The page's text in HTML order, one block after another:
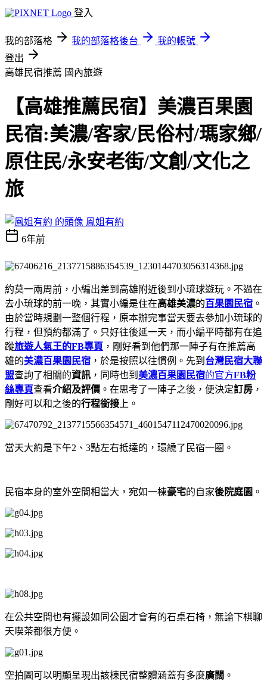
登入
我的部落格 我的部落格後台
我的帳號
登出
高雄民宿推薦 國內旅遊
【高雄推薦民宿】美濃百果園
民宿:美濃/客家/民俗村/瑪家鄉/
原住民/永安老街/文創/文化之
旅
鳳姐有約
6年前
約莫一兩周前，小編出差到高雄附近後到小琉球遊玩。不過在
去小琉球的前一晚，其實小編是住在高雄美濃的百果園民宿 。
由於當時規劃一整個行程，原本辦完事當天要去參加小琉球的
行程，但預約都滿了。只好往後延一天，而小編平時都有在追
蹤旅遊人氣王的FB專頁 ，剛好看到他們那一陣子有在推薦高
雄的美濃百果園民宿 ，於是按照以往慣例。先到 台灣民宿大聯
盟查詢了相關的資訊 ，同時也到 美濃百果園民宿的官方FB粉
絲專頁查看介紹及評價 。在思考了一陣子之後，便決定訂房 ，
剛好可以和之後的行程銜接 上。
當天大約是下午2、3點左右抵達的，環繞了民宿一圈。
民宿本身的室外空間相當大，宛如一棟豪宅的自家後院庭園 。
在公共空間也有擺設如同公園才會有的石桌石椅，無論下棋聊
天喫茶都很方便。
空拍圖可以明顯呈現出該棟民宿整體涵蓋有多麼廣闊 。